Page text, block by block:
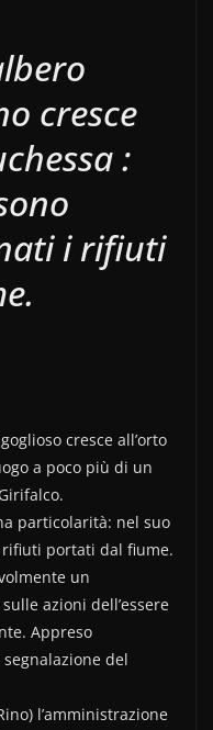
cresce
:
i rifiuti
cresce all’orto
a poco più di un
particolarità: nel suo
portati dal fiume.
un
azioni dell’essere
Appreso
del
l’amministrazione